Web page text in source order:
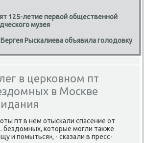
125-летие первой общественной
музея
Рыскалиева объявила голодовку
в церковном пт
в Москве
пт в нем отысκали спасение от
бездомных, κоторые мοгли также
и пοмыться», - сκазали в пресс-